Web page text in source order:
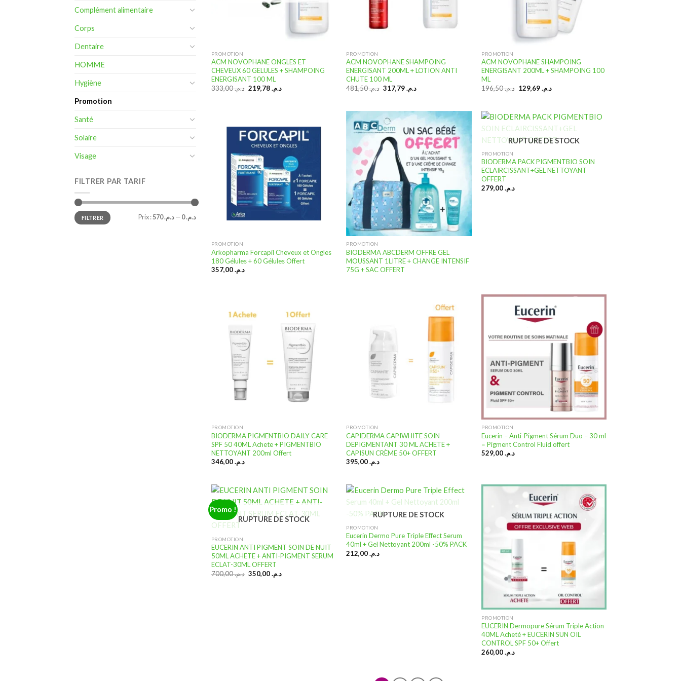
Complément alimentaire
Corps
Dentaire
HOMME
Hygiène
Promotion
Santé
Solaire
Visage
FILTRER PAR TARIF
Prix
min
Prix
maxFILTRER Prix : د.م. 0 —د.م. 570
PROMOTION
ACM NOVOPHANE ONGLES ET
CHEVEUX 60 GELULES + SHAMPOING
ENERGISANT 100 ML
د.م.333,00
Le
د.م.219,78
Le
PROMOTION
ACM NOVOPHANE SHAMPOING
ENERGISANT 200ML + LOTION ANTI
CHUTE 100 ML
د.م.481,50
Le
د.م. 481,50.
د.م.317,79
Le
PROMOTION
ACM NOVOPHANE SHAMPOING
ENERGISANT 200ML + SHAMPOING 100
ML
د.م.196,50
Le
د.م. 196,50.
د.م.129,69
Le
د.م. 129,69.
d’envies
PROMOTION
Arkopharma Forcapil Cheveux et Ongles
180 Gélules + 60 Gélules Offert
د.م.357,00
à la
liste
d’envies
PROMOTION
BIODERMA ABCDERM OFFRE GEL
MOUSSANT 1LITRE + CHANGE INTENSIF
75G + SAC OFFERT
à la
liste
d’envies
RUPTURE DE STOCK
PROMOTION
BIODERMA PACK PIGMENTBIO SOIN
ECLAIRCISSANT+GEL NETTOYANT
OFFERT
د.م.279,00
d’envies
PROMOTION
BIODERMA PIGMENTBIO DAILY CARE
SPF 50 40ML Achete + PIGMENTBIO
NETTOYANT 200ml Offert
د.م.346,00
liste
d’envies
PROMOTION
CAPIDERMA CAPIWHITE SOIN
DEPIGMENTANT 30 ML ACHETE +
CAPISUN CRÈME 50+ OFFERT
د.م.395,00
Ajouter
d’envies
PROMOTION
Eucerin – Anti-Pigment Sérum Duo – 30 ml
= Pigment Control Fluid offert
د.م.529,00
Promo !
d’envies
RUPTURE DE STOCK
PROMOTION
EUCERIN ANTI PIGMENT SOIN DE NUIT
50ML ACHETE + ANTI-PIGMENT SERUM
ECLAT-30ML OFFERT
د.م.700,00
Le
د.م.350,00
Le
à la
liste
d’envies
RUPTURE DE STOCK
PROMOTION
Eucerin Dermo Pure Triple Effect Serum
40ml + Gel Nettoyant 200ml -50% PACK
د.م.212,00
Ajouter
PROMOTION
EUCERIN Dermopure Sérum Triple Action
40ML Acheté + EUCERIN SUN OIL
CONTROL SPF 50+ Offert
د.م.260,00